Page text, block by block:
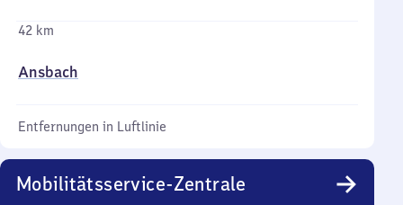
42 km
Ansbach
Entfernungen in Luftlinie
Mobilitätsservice-Zentrale